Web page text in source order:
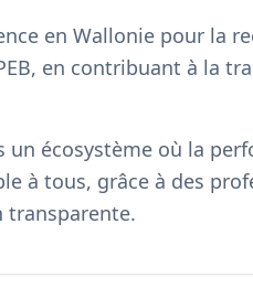
en Wallonie pour la
en contribuant à la
un écosystème où la
à tous, grâce à des